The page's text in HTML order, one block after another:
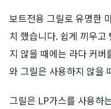
보트전용 그릴로 유명한
치 했습니다. 쉽게 끼우
지 않을 때에는 라다 커
와 그릴은 사용하지 않을
그릴은 LP가스를 사용하